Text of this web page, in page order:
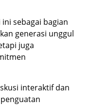
sebagai bagian
generasi unggul
juga
interaktif dan